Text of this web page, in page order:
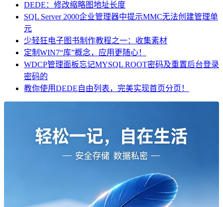
DEDE：修改缩略图地址长度
SQL Server 2000企业管理器中提示MMC无法创建管理单
元
少轻狂电子图书制作教程之一：收集素材
定制WIN7“库”概念，应用更随心！
WDCP管理面板忘记MYSQL ROOT密码及重置后台登录
密码的
教你使用DEDE自由列表，完美实现首页分页！